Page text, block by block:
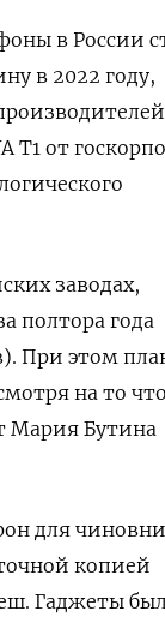
в России
в 2022 году,
T1 от
заводах,
полтора года
При этом
на то
Мария Бутина
для
копией
Гаджеты